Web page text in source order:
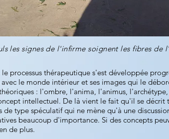
les signes de l'infirme soignent les fibres de
processus thérapeutique s'est développée
le monde intérieur et ses images qui le
: l'ombre, l'anima, l'animus,
intellectuel. De là vient le fait qu'il se
type spéculatif qui ne mène qu'à une
beaucoup d'importance. Si des concepts
de plus.